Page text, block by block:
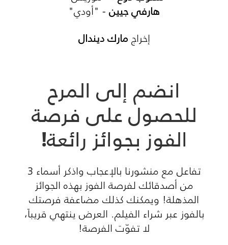
هارفي جيين- "أودي"
إخراجمارك ديندال
انضم إلى المرح
للحصول على فرصة
الفوز بجوائز رائعة!
تفاعل مع منشورنا بالإعجاب واذكر أسماء 3
من أصدقائك لفرصة الفوز بهذه الجوائز
المذهلة! ويمكنك كذلك مضاعفة فرصتك
بالفوز عبر شراء الفيلم. العرض ينتهي قريباً،
لا تفوّت الفرصة!